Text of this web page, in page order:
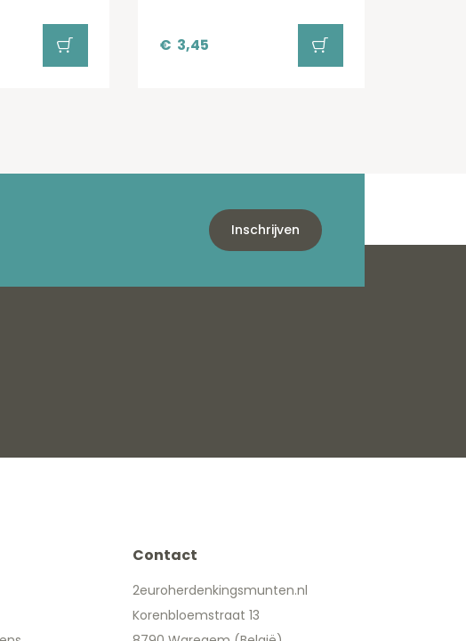
€ 3,45
Inschrijven
Contact
2euroherdenkingsmunten.nl
Korenbloemstraat 13